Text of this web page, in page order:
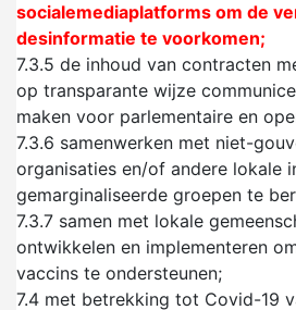
socialemediaplatforms om de
desinformatie te voorkomen;
7.3.5 de inhoud van contracten
op transparante wijze
maken voor parlementaire en
7.3.6 samenwerken met niet-
organisaties en/of andere lokale
gemarginaliseerde groepen te
7.3.7 samen met lokale
ontwikkelen en implementeren
vaccins te ondersteunen;
7.4 met betrekking tot Covid-19